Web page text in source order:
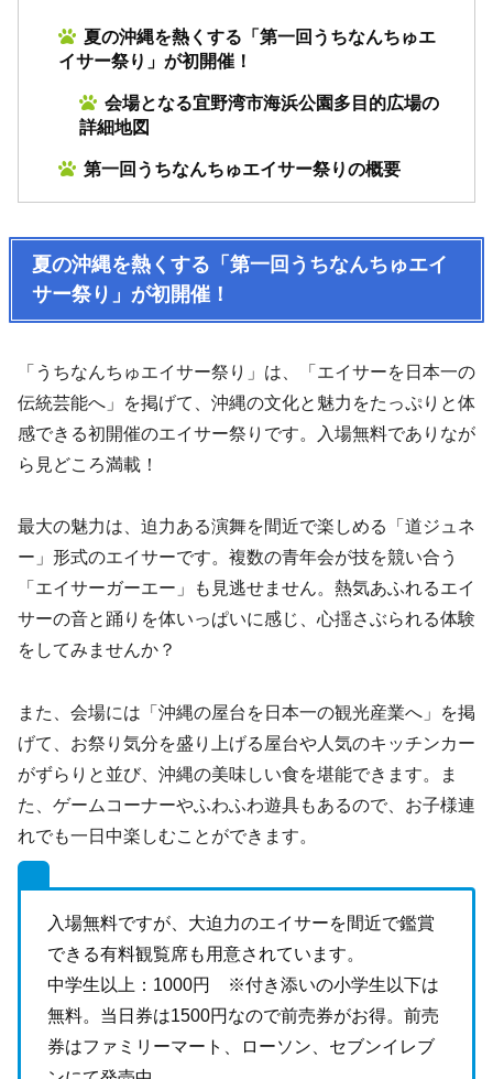
夏の沖縄を熱くする「第一回うちなんちゅエ
イサー祭り」が初開催！
会場となる宜野湾市海浜公園多目的広場の
詳細地図
第一回うちなんちゅエイサー祭りの概要
夏の沖縄を熱くする「第一回うちなんちゅエイ
サー祭り」が初開催！
「うちなんちゅエイサー祭り」は、「エイサーを日本一の
伝統芸能へ」を掲げて、沖縄の文化と魅力をたっぷりと体
感できる初開催のエイサー祭りです。入場無料でありなが
ら見どころ満載！
最大の魅力は、迫力ある演舞を間近で楽しめる「道ジュネ
ー」形式のエイサーです。複数の青年会が技を競い合う
「エイサーガーエー」も見逃せません。熱気あふれるエイ
サーの音と踊りを体いっぱいに感じ、心揺さぶられる体験
をしてみませんか？
また、会場には「沖縄の屋台を日本一の観光産業へ」を掲
げて、お祭り気分を盛り上げる屋台や人気のキッチンカー
がずらりと並び、沖縄の美味しい食を堪能できます。ま
た、ゲームコーナーやふわふわ遊具もあるので、お子様連
れでも一日中楽しむことができます。
入場無料ですが、大迫力のエイサーを間近で鑑賞
できる有料観覧席も用意されています。
中学生以上：1000円 ※付き添いの小学生以下は
無料。当日券は1500円なので前売券がお得。前売
券はファミリーマート、ローソン、セブンイレブ